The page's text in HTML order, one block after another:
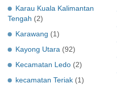
Karau Kuala Kalimantan
Tengah (2)
Karawang (1)
Kayong Utara (92)
Kecamatan Ledo (2)
kecamatan Teriak (1)